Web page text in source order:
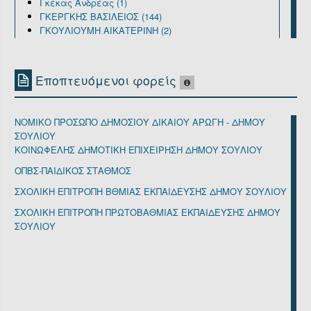
Γκέκας Ανδρέας (1)
ΓΚΕΡΓΚΗΣ ΒΑΣΙΛΕΙΟΣ (144)
ΓΚΟΥΛΙΟΥΜΗ ΑΙΚΑΤΕΡΙΝΗ (2)
ΔΗΜΗΤΡΙΟΥ ΦΩΤΙΟΣ (28)
Ζορκάδη Ιφιγένεια (18)
ΚΑΛΟΓΗΡΟΣ ΓΕΩΡΓΙΟΣ (110)
Καραγιάννης Ιωάννης (6609)
ΚΑΡΑΓΙΑΝΝΗΣ ΙΩΑΝΝΗΣ (12)
Λιάκου Ζωή (5198)
Λυμπέρη Κυριακή (3931)
ΜΑΜΟΥΡΗΣ ΔΗΜΗΤΡΙΟΣ (19)
ΜΑΡΑΖΟΠΟΥΛΟΣ ΑΘΑΝΑΣΙΟΣ (137)
Εποπτευόμενοι φορείς
NΟΜΙΚΟ ΠΡΟΣΩΠΟ ΔΗΜΟΣΙΟΥ ΔΙΚΑΙΟΥ ΑΡΩΓΗ - ΔΗΜΟΥ
ΣΟΥΛΙΟΥ
ΚΟΙΝΩΦΕΛΗΣ ΔΗΜΟΤΙΚΗ ΕΠΙΧΕΙΡΗΣΗ ΔΗΜΟΥ ΣΟΥΛΙΟΥ
ΟΠΒΣ-ΠΑΙΔΙΚΟΣ ΣΤΑΘΜΟΣ
ΣΧΟΛΙΚΗ ΕΠΙΤΡΟΠΗ ΒΘΜΙΑΣ ΕΚΠΑΙΔΕΥΣΗΣ ΔΗΜΟΥ ΣΟΥΛΙΟΥ
ΣΧΟΛΙΚΗ ΕΠΙΤΡΟΠΗ ΠΡΩΤΟΒΑΘΜΙΑΣ ΕΚΠΑΙΔΕΥΣΗΣ ΔΗΜΟΥ
ΣΟΥΛΙΟΥ